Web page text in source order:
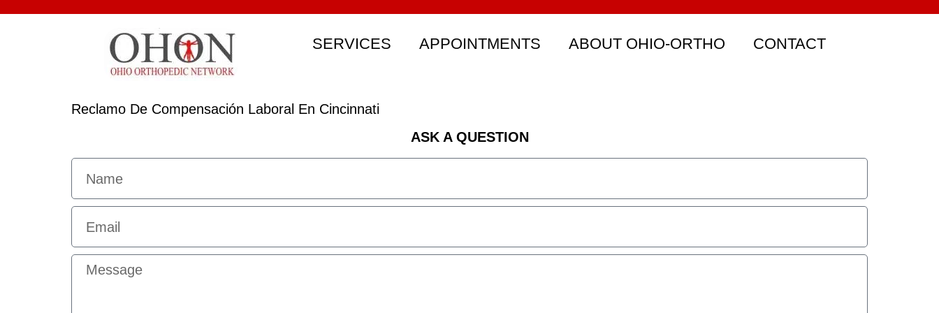
SERVICES APPOINTMENTS ABOUT OHIO-ORTHO CONTACT
Reclamo De Compensación Laboral En Cincinnati
ASK A QUESTION